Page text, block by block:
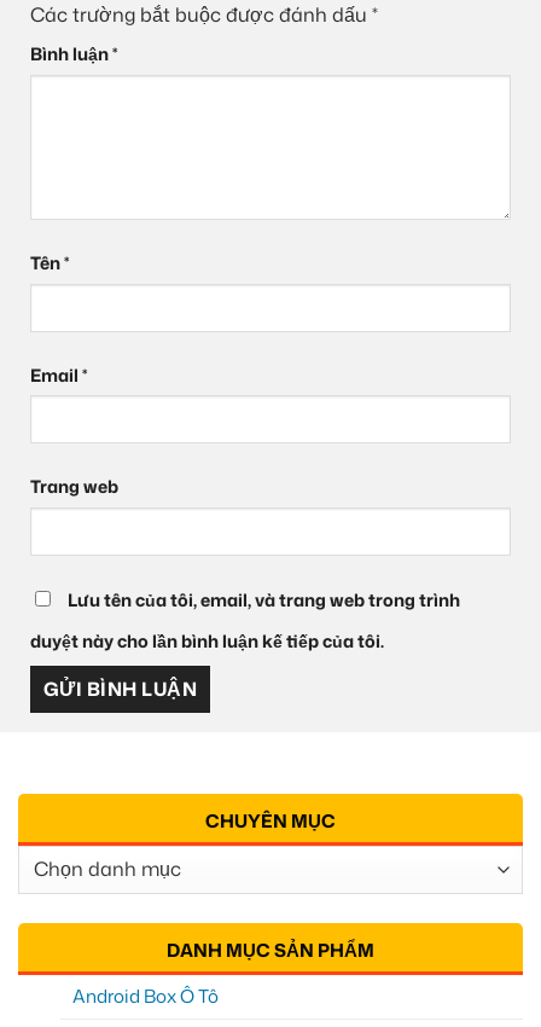
Các trường bắt buộc được đánh dấu *
Bình luận*
Tên*
Email*
Trang web
Lưu tên của tôi, email, và trang web trong trình
duyệt này cho lần bình luận kế tiếp của tôi.
CHUYÊN MỤC
Chuyên
Mục
DANH MỤC SẢN PHẨM
Android Box Ô Tô